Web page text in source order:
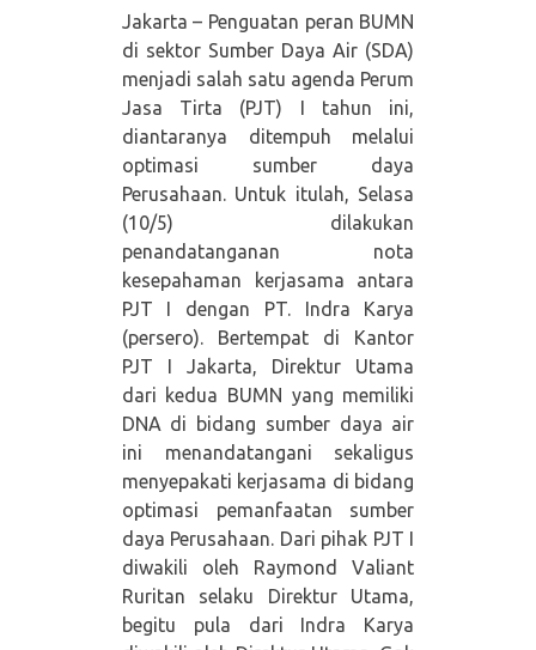
Jakarta – Penguatan peran BUMN
di sektor Sumber Daya Air (SDA)
menjadi salah satu agenda Perum
Jasa Tirta (PJT) I tahun ini,
diantaranya ditempuh melalui
optimasi sumber daya
Perusahaan. Untuk itulah, Selasa
(10/5) dilakukan
penandatanganan nota
kesepahaman kerjasama antara
PJT I dengan PT. Indra Karya
(persero). Bertempat di Kantor
PJT I Jakarta, Direktur Utama
dari kedua BUMN yang memiliki
DNA di bidang sumber daya air
ini menandatangani sekaligus
menyepakati kerjasama di bidang
optimasi pemanfaatan sumber
daya Perusahaan. Dari pihak PJT I
diwakili oleh Raymond Valiant
Ruritan selaku Direktur Utama,
begitu pula dari Indra Karya